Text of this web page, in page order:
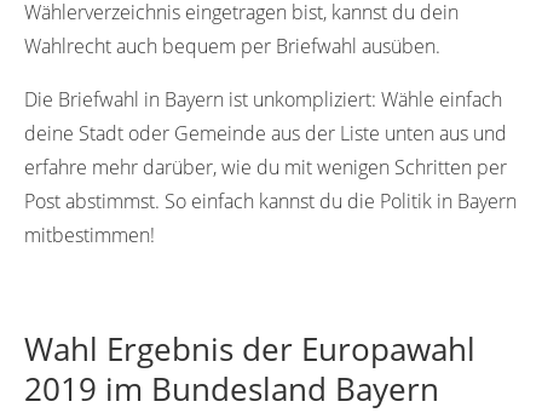
Wählerverzeichnis eingetragen bist, kannst du dein
Wahlrecht auch bequem per Briefwahl ausüben.
Die Briefwahl in Bayern ist unkompliziert: Wähle einfach
deine Stadt oder Gemeinde aus der Liste unten aus und
erfahre mehr darüber, wie du mit wenigen Schritten per
Post abstimmst. So einfach kannst du die Politik in Bayern
mitbestimmen!
Wahl Ergebnis der Europawahl
2019 im Bundesland Bayern